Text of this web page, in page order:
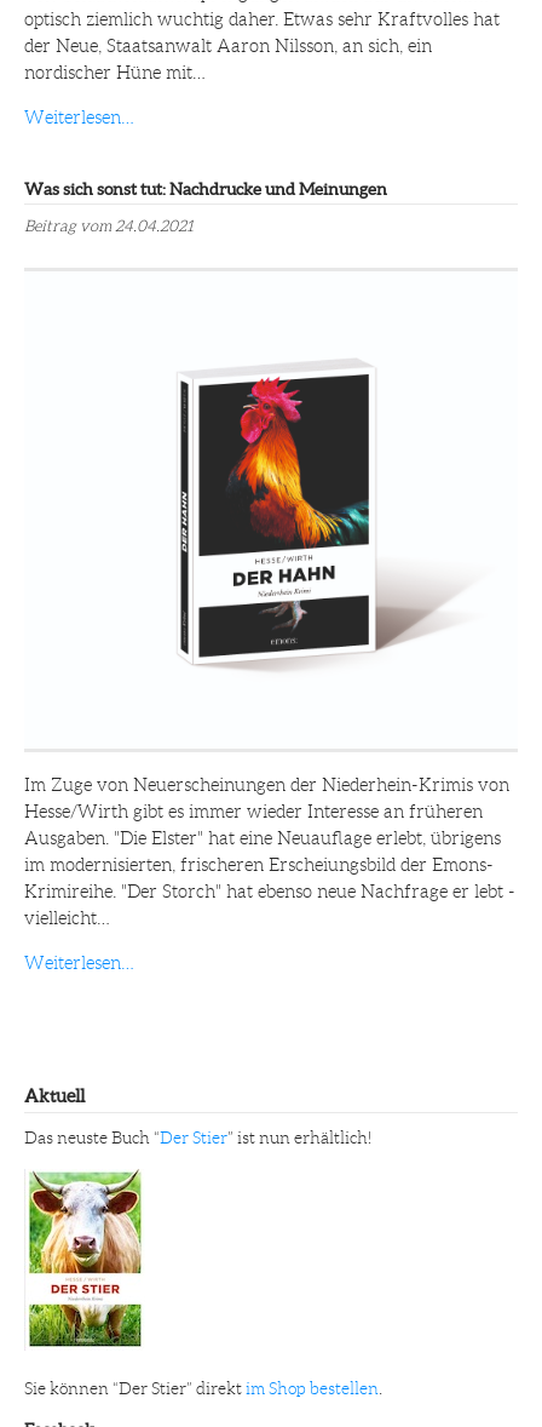
optisch ziemlich wuchtig daher. Etwas sehr Kraftvolles hat
der Neue, Staatsanwalt Aaron Nilsson, an sich, ein
nordischer Hüne mit…
Weiterlesen…
Was sich sonst tut: Nachdrucke und Meinungen
Beitrag vom 24.04.2021
Im Zuge von Neuerscheinungen der Niederhein-Krimis von
Hesse/Wirth gibt es immer wieder Interesse an früheren
Ausgaben. "Die Elster" hat eine Neuauflage erlebt, übrigens
im modernisierten, frischeren Erscheiungsbild der Emons-
Krimireihe. "Der Storch" hat ebenso neue Nachfrage er lebt -
vielleicht…
Weiterlesen…
Aktuell
Das neuste Buch “Der Stier” ist nun erhältlich!
Sie können “Der Stier” direktim Shop bestellen